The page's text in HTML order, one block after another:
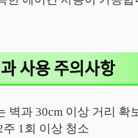
사용 주의사항
벽과 30cm 이상 거리 확
주 1회 이상 청소